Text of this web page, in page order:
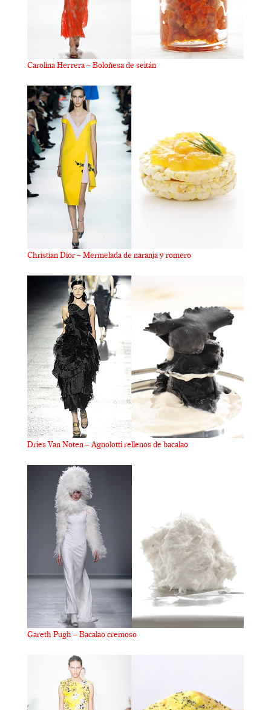
Carolina Herrera – Boloñesa de seitán
Christian Dior – Mermelada de naranja y romero
Dries Van Noten – Agnolotti rellenos de bacalao
Gareth Pugh – Bacalao cremoso